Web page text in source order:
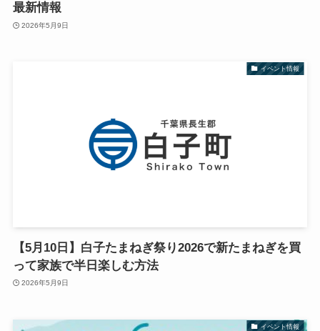
最新情報
2026年5月9日
イベント情報
【5月10日】白子たまねぎ祭り2026で新たまねぎを買
って家族で半日楽しむ方法
2026年5月9日
イベント情報